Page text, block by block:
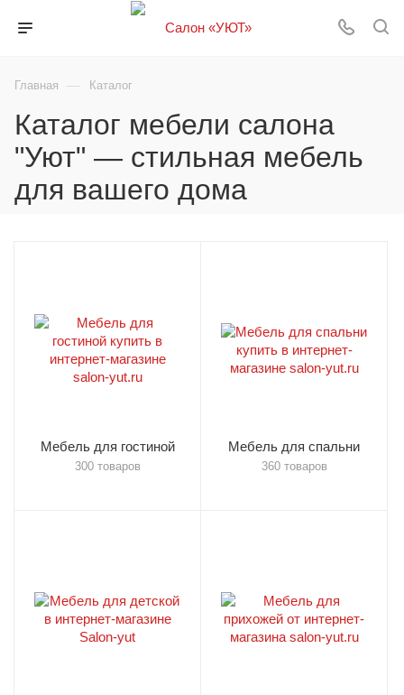
Главная — Каталог
Каталог мебели салона
"Уют" — стильная мебель
для вашего дома
Мебель для гостиной
300 товаров
Мебель для спальни
360 товаров